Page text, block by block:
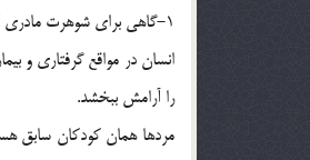
1-گاهي براي شوهرت مادري کن
انسان در مواقع گرفتاري و
را آرامش ببخشد.
مردها همان کودکان سابق